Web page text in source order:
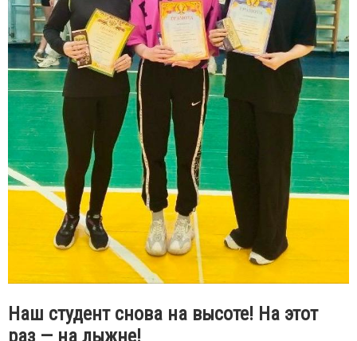
Наш студент снова на высоте! На этот
раз — на лыжне!